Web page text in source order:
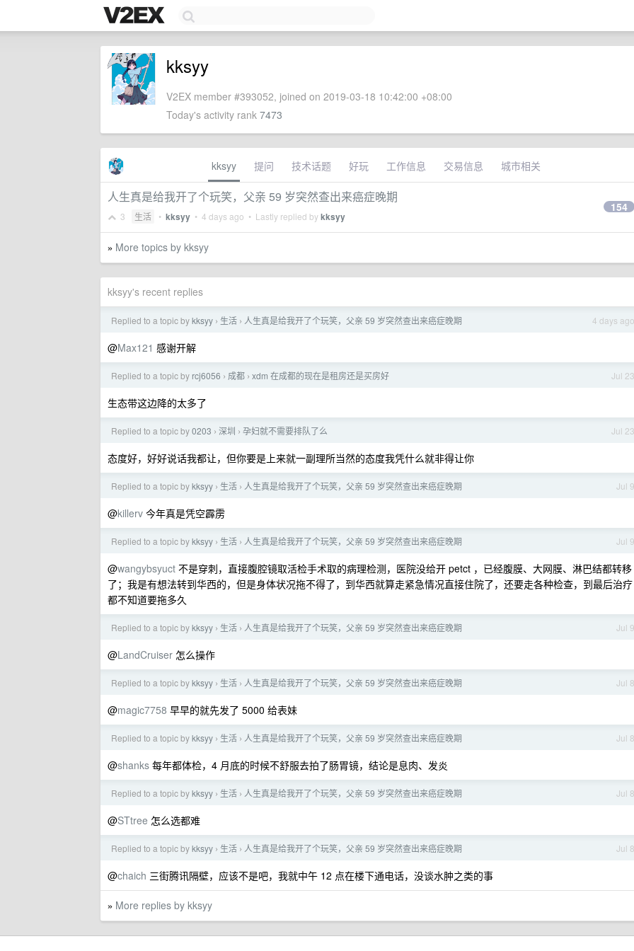
kksyy
V2EX member #393052, joined on 2019-03-18 10:42:00 +08:00
Today's activity rank 7473
kksyy 提问 技术话题 好玩 工作信息 交易信息 城市相关
人生真是给我开了个玩笑，父亲 59 岁突然查出来癌症晚期
3 生活 • kksyy • 4 days ago • Lastly replied bykksyy
154
» More topics by kksyy
kksyy's recent replies
4 days ago
Replied to a topic bykksyy › 生活 › 人生真是给我开了个玩笑，父亲 59 岁突然查出来癌症晚期
@Max121 感谢开解
Jul 23
Replied to a topic by rcj6056 › 成都 › xdm 在成都的现在是租房还是买房好
生态带这边降的太多了
Jul 23
Replied to a topic by0203 › 深圳 › 孕妇就不需要排队了么
态度好，好好说话我都让，但你要是上来就一副理所当然的态度我凭什么就非得让你
Jul 9
Replied to a topic bykksyy › 生活 › 人生真是给我开了个玩笑，父亲 59 岁突然查出来癌症晚期
@killerv 今年真是凭空霹雳
Jul 9
Replied to a topic bykksyy › 生活 › 人生真是给我开了个玩笑，父亲 59 岁突然查出来癌症晚期
@wangybsyuct 不是穿刺，直接腹腔镜取活检手术取的病理检测，医院没给开 petct ，已经腹膜、大网膜、淋巴结都转移
了；我是有想法转到华西的，但是身体状况拖不得了，到华西就算走紧急情况直接住院了，还要走各种检查，到最后治疗
都不知道要拖多久
Jul 9
Replied to a topic bykksyy › 生活 › 人生真是给我开了个玩笑，父亲 59 岁突然查出来癌症晚期
@LandCruiser 怎么操作
Jul 8
Replied to a topic bykksyy › 生活 › 人生真是给我开了个玩笑，父亲 59 岁突然查出来癌症晚期
@magic7758 早早的就先发了 5000 给表妹
Jul 8
Replied to a topic bykksyy › 生活 › 人生真是给我开了个玩笑，父亲 59 岁突然查出来癌症晚期
@shanks 每年都体检，4 月底的时候不舒服去拍了肠胃镜，结论是息肉、发炎
Jul 8
Replied to a topic bykksyy › 生活 › 人生真是给我开了个玩笑，父亲 59 岁突然查出来癌症晚期
@STtree 怎么选都难
Jul 8
Replied to a topic bykksyy › 生活 › 人生真是给我开了个玩笑，父亲 59 岁突然查出来癌症晚期
@chaich 三街腾讯隔壁，应该不是吧，我就中午 12 点在楼下通电话，没谈水肿之类的事
» More replies by kksyy